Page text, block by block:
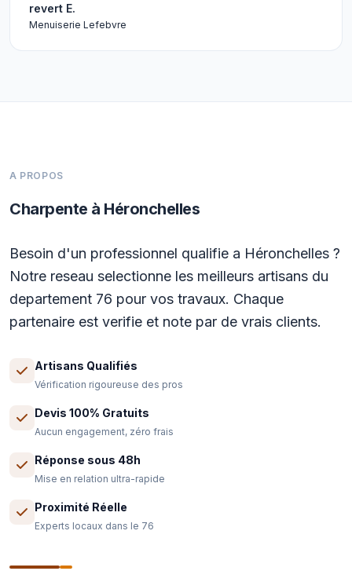
revert E.
Menuiserie Lefebvre
A PROPOS
Charpente à Héronchelles
Besoin d'un professionnel qualifie a Héronchelles ?
Notre reseau selectionne les meilleurs artisans du
departement 76 pour vos travaux. Chaque
partenaire est verifie et note par de vrais clients.
Artisans Qualifiés
Vérification rigoureuse des pros
Devis 100% Gratuits
Aucun engagement, zéro frais
Réponse sous 48h
Mise en relation ultra-rapide
Proximité Réelle
Experts locaux dans le 76